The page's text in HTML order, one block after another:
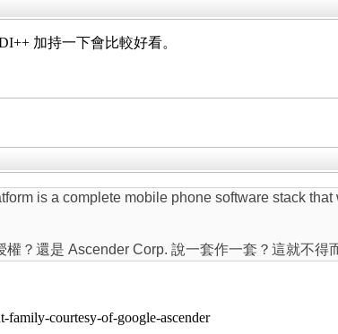
加持一下會比較好看。
is a complete mobile phone software stack
？還是 Ascender Corp. 說一套作一套？這就不得
family-courtesy-of-google-ascender